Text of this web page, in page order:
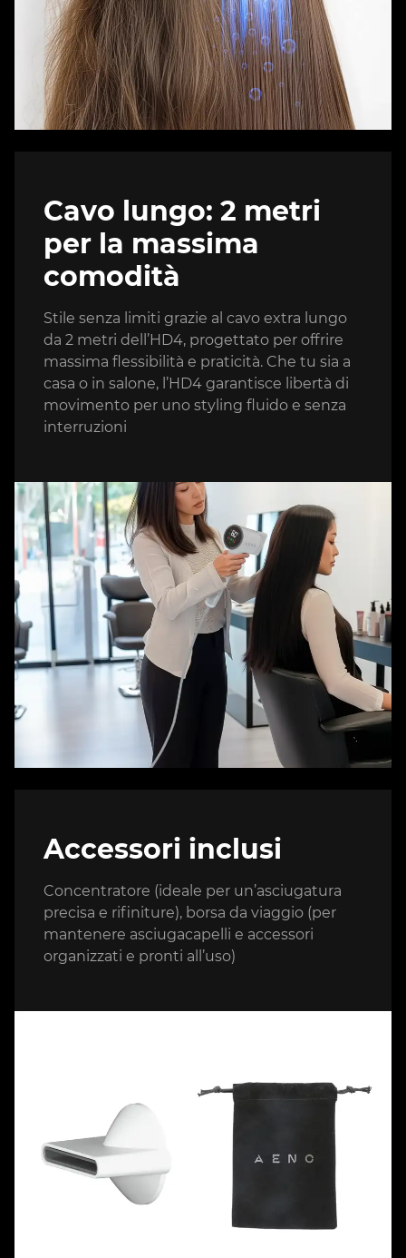
Cavo lungo: 2 metri
per la massima
comodità
Stile senza limiti grazie al cavo extra lungo
da 2 metri dell’HD4, progettato per offrire
massima flessibilità e praticità. Che tu sia a
casa o in salone, l’HD4 garantisce libertà di
movimento per uno styling fluido e senza
interruzioni
Accessori inclusi
Concentratore (ideale per un’asciugatura
precisa e rifiniture), borsa da viaggio (per
mantenere asciugacapelli e accessori
organizzati e pronti all’uso)